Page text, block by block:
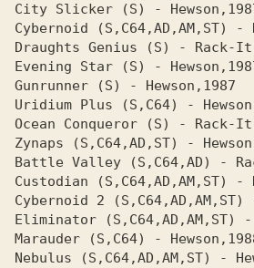
City Slicker
Cybernoid
Draughts Genius
Evening Star
Gunrunner
Uridium Plus
Ocean Conqueror
Zynaps
Battle Valley
Custodian
Cybernoid 2
Eliminator
Marauder
Nebulus